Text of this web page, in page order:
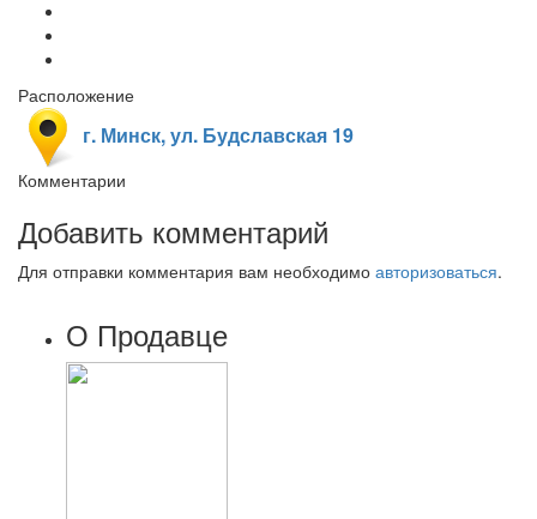
Расположение
г. Минск, ул. Будславская 19
Комментарии
Добавить комментарий
Для отправки комментария вам необходимо авторизоваться.
О Продавце